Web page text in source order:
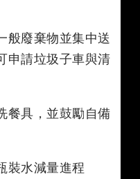
般廢棄物並集中送
申請垃圾子車與清
餐具，並鼓勵自備
裝水減量進程